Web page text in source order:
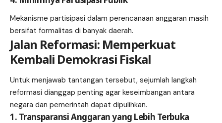
Mekanisme partisipasi dalam perencanaan anggaran masih
bersifat formalitas di banyak daerah.
Jalan Reformasi: Memperkuat
Kembali Demokrasi Fiskal
Untuk menjawab tantangan tersebut, sejumlah langkah
reformasi dianggap penting agar keseimbangan antara
negara dan pemerintah dapat dipulihkan.
1. Transparansi Anggaran yang Lebih Terbuka